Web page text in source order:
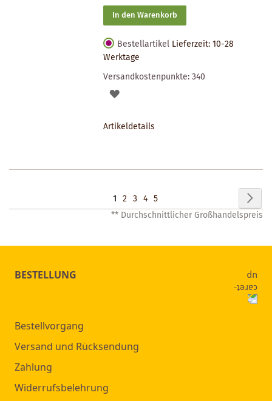
In den Warenkorb
Bestellartikel Lieferzeit: 10-28
Werktage
Versandkostenpunkte:340
AUF
Artikeldetails
Seite
Sie
lesen
1 Seite
2 Seite
3 Seite
4 Seite
5
** Durchschnittlicher Großhandelspreis
BESTELLUNG
Bestellvorgang
Versand und Rücksendung
Zahlung
Widerrufsbelehrung